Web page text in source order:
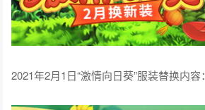
2021年2月1日“激情向日葵”服装替换内容：